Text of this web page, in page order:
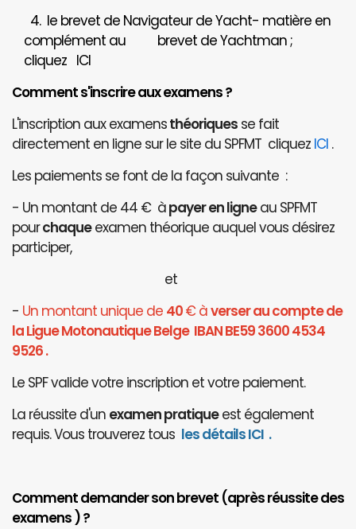
4. le brevet de Navigateur de Yacht- matière en
complément au brevet de Yachtman ;
cliquez ICI
Comment s'inscrire aux examens ?
L'inscription aux examensthéoriques se fait
directement en ligne sur le site du SPFMT cliquez ICI .
Les paiements se font de la façon suivante :
- Un montant de 44 € àpayer en ligneau SPFMT
pourchaqueexamen théorique auquel vous désirez
participer,
et
- Un montant unique de 40€ àverser au compte de
la Ligue Motonautique Belge IBAN BE59 3600 4534
9526 .
Le SPF valide votre inscription et votre paiement.
La réussite d'un examen pratiqueest également
requis. Vous trouverez tous les détails ICI .
Comment demander son brevet (après réussite des
examens ) ?